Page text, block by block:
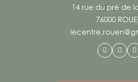
14 rue du pré de
76000